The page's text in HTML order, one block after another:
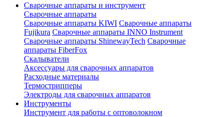
Сварочные аппараты и инструмент
Сварочные аппараты
Сварочные аппараты KIWI Сварочные аппараты
Fujikura Сварочные аппараты INNO Instrument
Сварочные аппараты ShinewayTech Cварочные
аппараты FiberFox
Скалыватели
Аксессуары для сварочных аппаратов
Расходные материалы
Термострипперы
Электроды для сварочных аппаратов
Инструменты
Инструмент для работы с оптоволокном